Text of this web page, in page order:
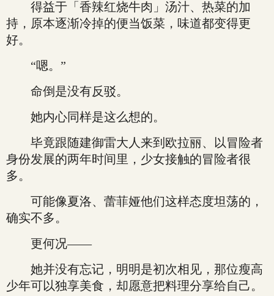
得益于「香辣红烧牛肉」汤汁、热菜的加
持，原本逐渐冷掉的便当饭菜，味道都变得更
好。
“嗯。”
命倒是没有反驳。
她内心同样是这么想的。
毕竟跟随建御雷大人来到欧拉丽、以冒险者
身份发展的两年时间里，少女接触的冒险者很
多。
可能像夏洛、蕾菲娅他们这样态度坦荡的，
确实不多。
更何况——
她并没有忘记，明明是初次相见，那位瘦高
少年可以独享美食，却愿意把料理分享给自己。